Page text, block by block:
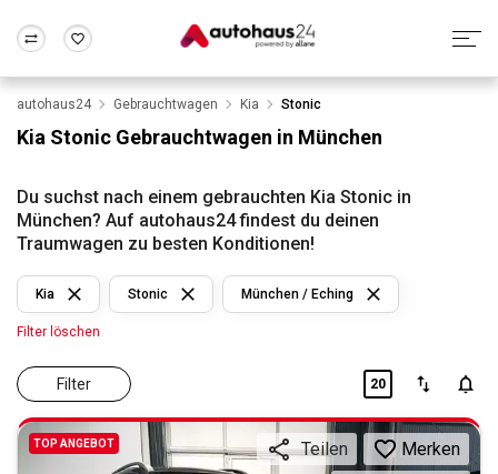
Wir bewerten dein Auto
Alle Fragen & Antworten
Rund um die Inzahlungnahme
Frankfurt Wuppertal
autohaus24 Gebrauchtwagen Kia Stonic
Kia Stonic Gebrauchtwagen in München
Du suchst nach einem gebrauchten Kia Stonic in
München? Auf autohaus24 findest du deinen
Traumwagen zu besten Konditionen!
Filter
Kia Stonic München / Eching
Filter löschen
20
TOP ANGEBOT Teilen Merken